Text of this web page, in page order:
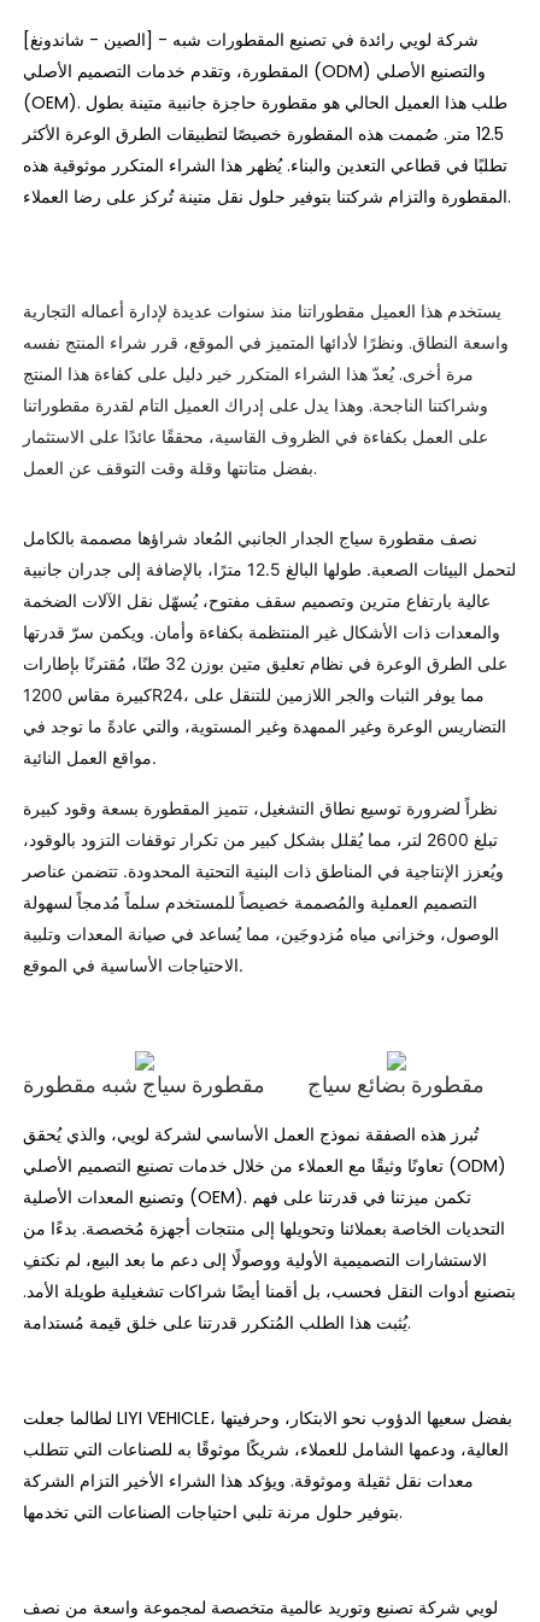
[الصين - شاندونغ] - شركة لويي رائدة في تصنيع المقطورات شبه
المقطورة، وتقدم خدمات التصميم الأصلي (ODM) والتصنيع الأصلي
(OEM). طلب ​​هذا العميل الحالي هو مقطورة حاجزة جانبية متينة بطول
12.5 متر. صُممت هذه المقطورة خصيصًا لتطبيقات الطرق الوعرة الأكثر
تطلبًا في قطاعي التعدين والبناء. يُظهر هذا الشراء المتكرر موثوقية هذه
المقطورة والتزام شركتنا بتوفير حلول نقل متينة تُركز على رضا العملاء.
يستخدم هذا العميل مقطوراتنا منذ سنوات عديدة لإدارة أعماله التجارية
واسعة النطاق. ونظرًا لأدائها المتميز في الموقع، قرر شراء المنتج نفسه
مرة أخرى. يُعدّ هذا الشراء المتكرر خير دليل على كفاءة هذا المنتج
وشراكتنا الناجحة. وهذا يدل على إدراك العميل التام لقدرة مقطوراتنا
على العمل بكفاءة في الظروف القاسية، محققًا عائدًا على الاستثمار
بفضل متانتها وقلة وقت التوقف عن العمل.
نصف مقطورة سياج الجدار الجانبي المُعاد شراؤها مصممة بالكامل
لتحمل البيئات الصعبة. طولها البالغ 12.5 مترًا، بالإضافة إلى جدران جانبية
عالية بارتفاع مترين وتصميم سقف مفتوح، يُسهّل نقل الآلات الضخمة
والمعدات ذات الأشكال غير المنتظمة بكفاءة وأمان. ويكمن سرّ قدرتها
على الطرق الوعرة في نظام تعليق متين بوزن 32 طنًا، مُقترنًا بإطارات
كبيرة مقاس 1200R24، مما يوفر الثبات والجر اللازمين للتنقل على
التضاريس الوعرة وغير الممهدة وغير المستوية، والتي عادةً ما توجد في
مواقع العمل النائية.
نظراً لضرورة توسيع نطاق التشغيل، تتميز المقطورة بسعة وقود كبيرة
تبلغ 2600 لتر، مما يُقلل بشكل كبير من تكرار توقفات التزود بالوقود،
ويُعزز الإنتاجية في المناطق ذات البنية التحتية المحدودة. تتضمن عناصر
التصميم العملية والمُصممة خصيصاً للمستخدم سلماً مُدمجاً لسهولة
الوصول، وخزاني مياه مُزدوجَين، مما يُساعد في صيانة المعدات وتلبية
الاحتياجات الأساسية في الموقع.
مقطورة سياج شبه مقطورة مقطورة بضائع سياج
تُبرز هذه الصفقة نموذج العمل الأساسي لشركة لويي، والذي يُحقق
تعاونًا وثيقًا مع العملاء من خلال خدمات تصنيع التصميم الأصلي (ODM)
وتصنيع المعدات الأصلية (OEM). تكمن ميزتنا في قدرتنا على فهم
التحديات الخاصة بعملائنا وتحويلها إلى منتجات أجهزة مُخصصة. بدءًا من
الاستشارات التصميمية الأولية ووصولًا إلى دعم ما بعد البيع، لم نكتفِ
بتصنيع أدوات النقل فحسب، بل أقمنا أيضًا شراكات تشغيلية طويلة الأمد.
يُثبت هذا الطلب المُتكرر قدرتنا على خلق قيمة مُستدامة.
لطالما جعلت LIYI VEHICLE، بفضل سعيها الدؤوب نحو الابتكار، وحرفيتها
العالية، ودعمها الشامل للعملاء، شريكًا موثوقًا به للصناعات التي تتطلب
معدات نقل ثقيلة وموثوقة. ويؤكد هذا الشراء الأخير التزام الشركة
بتوفير حلول مرنة تلبي احتياجات الصناعات التي تخدمها.
لويي شركة تصنيع وتوريد عالمية متخصصة لمجموعة واسعة من نصف